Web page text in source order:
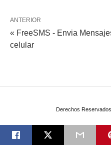
ANTERIOR
« FreeSMS - Envia
celular
Derechos Reservados.